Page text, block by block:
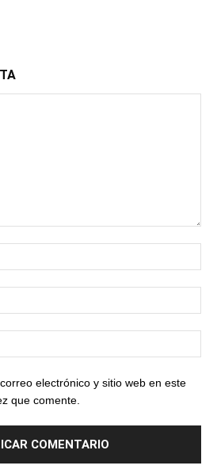
electrónico y sitio web en este
que comente.